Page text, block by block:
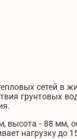
сетей в
грунтовых
- 88 мм,
нагрузку до